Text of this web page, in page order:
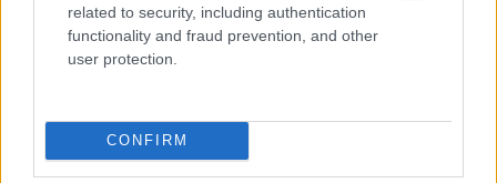
related to security, including authentication
functionality and fraud prevention, and other
user protection.
CONFIRM